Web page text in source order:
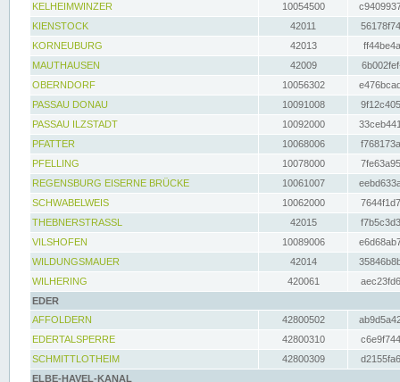
KELHEIMWINZER
10054500
KIENSTOCK
42011
KORNEUBURG
42013
MAUTHAUSEN
42009
OBERNDORF
10056302
PASSAU DONAU
10091008
PASSAU ILZSTADT
10092000
PFATTER
10068006
PFELLING
10078000
REGENSBURG EISERNE BRÜCKE
10061007
SCHWABELWEIS
10062000
THEBNERSTRASSL
42015
VILSHOFEN
10089006
WILDUNGSMAUER
42014
WILHERING
420061
EDER
AFFOLDERN
42800502
EDERTALSPERRE
42800310
SCHMITTLOTHEIM
42800309
ELBE-HAVEL-KANAL